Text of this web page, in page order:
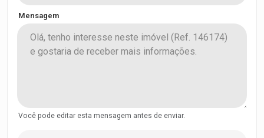
Mensagem
Você pode editar esta mensagem antes de enviar.